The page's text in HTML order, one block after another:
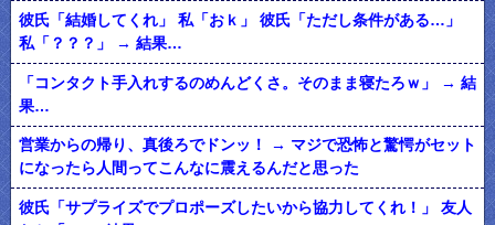
彼氏「結婚してくれ」 私「おｋ」 彼氏「ただし条件がある…」
私「？？？」 → 結果…
「コンタクト手入れするのめんどくさ。そのまま寝たろｗ」 → 結
果…
営業からの帰り、真後ろでドンッ！ → マジで恐怖と驚愕がセット
になったら人間ってこんなに震えるんだと思った
彼氏「サプライズでプロポーズしたいから協力してくれ！」 友人